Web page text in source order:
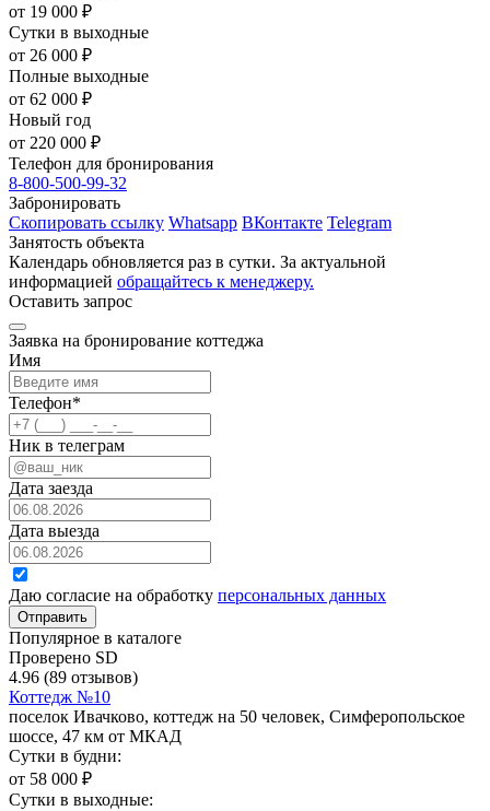
от 19 000 ₽
Сутки в выходные
от 26 000 ₽
Полные выходные
от 62 000 ₽
Новый год
от 220 000 ₽
Телефон для бронирования
8-800-500-99-32
Забронировать
Скопировать ссылку Whatsapp ВКонтакте Telegram
Занятость объекта
Календарь обновляется раз в сутки. За актуальной
информацией обращайтесь к менеджеру.
Оставить запрос
Заявка на бронирование коттеджа
Имя
Телефон*
Ник в телеграм
Дата заезда
Дата выезда
Даю согласие на обработку персональных данных
Отправить
Популярное в каталоге
Проверено SD
4.96 (89 отзывов)
Коттедж №10
поселок Ивачково, коттедж на 50 человек, Симферопольское
шоссе, 47 км от МКАД
Сутки в будни:
от 58 000 ₽
Сутки в выходные: